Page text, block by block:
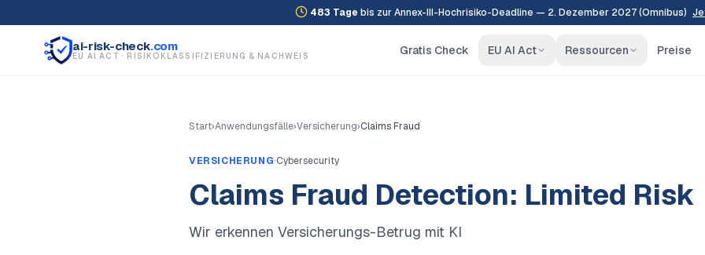
483 Tage bis zur Annex-III-Hochrisiko-Deadline — 2. Dezember 2027 (Omnibus)
ai-risk-check.com
EU AI ACT · RISIKOKLASSIFIZIERUNG & NACHWEIS Gratis Check EU AI Act Ressourcen Preise
Start›Anwendungsfälle›Versicherung›Claims Fraud
VERSICHERUNG·Cybersecurity
Claims Fraud Detection: Limited Risk
Wir erkennen Versicherungs-Betrug mit KI